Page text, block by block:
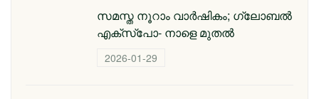
സമസ്ത നൂറാം വാർഷികം; ഗ്ലോബല്‍
എക്‌സ്‌പോ- നാളെ മുതൽ
2026-01-29